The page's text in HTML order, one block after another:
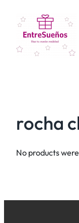
rocha
No products